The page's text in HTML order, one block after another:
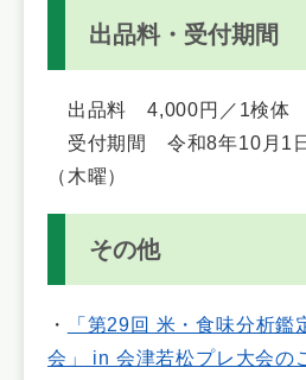
出品料・受付期間
出品料 4,000円／1検体
受付期間 令和8年10月1
（木曜）
その他
・
「第29回 米・食味分析鑑
会」 in 会津若松プレ大会の